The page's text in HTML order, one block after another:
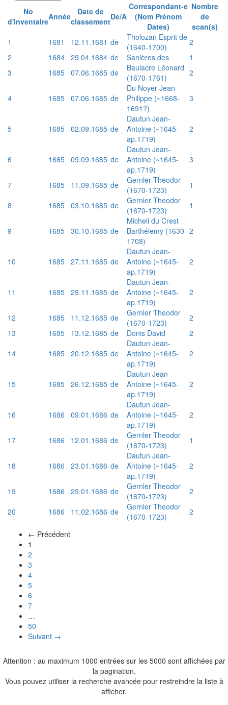
No
d'inventaireAnnée
Date de
classementDe/A
Correspondant-e
(Nom Prénom
Dates)
Nombre
de
scan(s)
1
1681 12.11.1681 de
Tholozan Esprit de
(1640-1700)
2
2
1684 29.04.1684 de Sanières des
1
3
1685 07.06.1685 de
Baulacre Léonard
(1670-1761)
2
4 1685 07.06.1685 de
Du Noyer Jean-
Philippe (~1668-
1691?)
3
5 1685 02.09.1685 de
Dautun Jean-
Antoine (~1645-
ap.1719)
2
6 1685 09.09.1685 de
Dautun Jean-
Antoine (~1645-
ap.1719)
3
7 1685 11.09.1685 de
Gernler Theodor
(1670-1723)
1
8
1685 03.10.1685 de
Gernler Theodor
(1670-1723)
1
9 1685 30.10.1685 de
Micheli du Crest
Barthélemy (1630-
1708)
2
10 1685 27.11.1685 de
Dautun Jean-
Antoine (~1645-
ap.1719)
2
11 1685 29.11.1685 de
Dautun Jean-
Antoine (~1645-
ap.1719)
2
12 1685 11.12.1685 de
Gernler Theodor
(1670-1723)
2
13
1685 13.12.1685 de Donis David
2
14
1685 20.12.1685 de
Dautun Jean-
Antoine (~1645-
ap.1719)
2
15 1685 26.12.1685 de
Dautun Jean-
Antoine (~1645-
ap.1719)
2
16 1686 09.01.1686 de
Dautun Jean-
Antoine (~1645-
ap.1719)
2
17 1686 12.01.1686 de
Gernler Theodor
(1670-1723)
1
18 1686 23.01.1686 de
Dautun Jean-
Antoine (~1645-
ap.1719)
2
19 1686 29.01.1686 de
Gernler Theodor
(1670-1723)
2
20
1686 11.02.1686 de
Gernler Theodor
(1670-1723)
2
← Précédent
1
2
3
4
5
6
7
…
50
Suivant →
Attention : au maximum 1000 entrées sur les 5000 sont affichées par
la pagination.
Vous pouvez utiliser la recherche avancée pour restreindre la liste à
afficher.